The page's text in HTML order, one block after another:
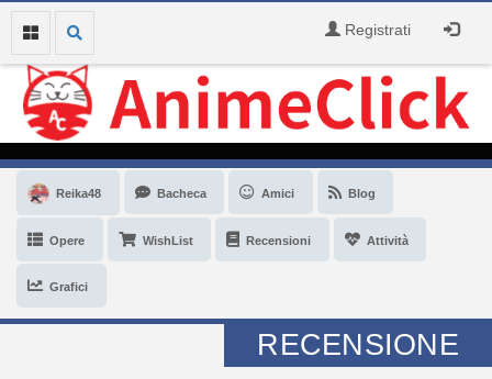
Registrati
Reika48 Bacheca Amici Blog
Opere WishList Recensioni Attività
Grafici
RECENSIONE